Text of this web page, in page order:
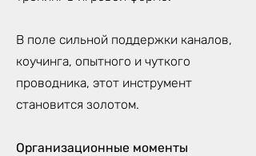
В поле сильной поддержки каналов,
коучинга, опытного и чуткого
проводника, этот инструмент
становится золотом.
Организационные моменты